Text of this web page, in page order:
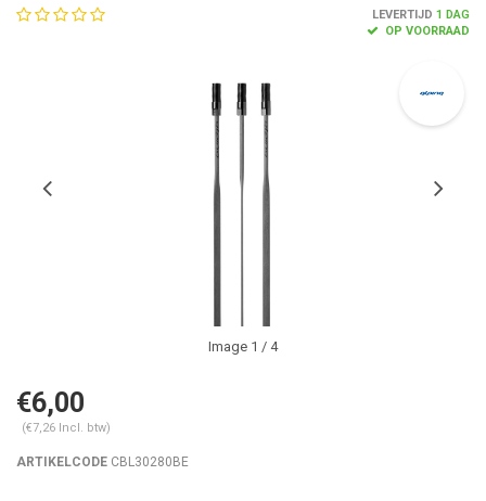
LEVERTIJD 1 DAG
OP VOORRAAD
Image 1 / 4
€6,00
(€7,26 Incl. btw)
ARTIKELCODE CBL30280BE